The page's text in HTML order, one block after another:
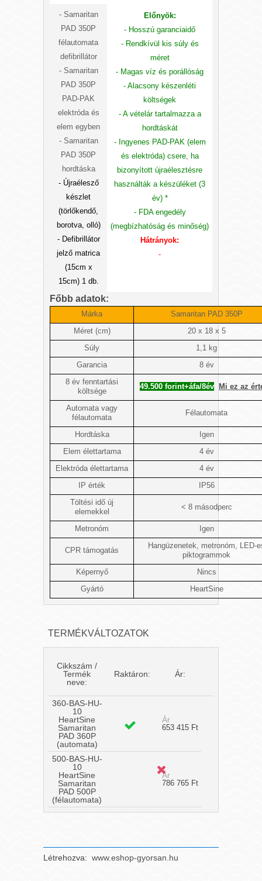
Előnyök:
- Hosszú garanciaidő
- Rendkívül kis súly és
méret
- Magas víz és porállóság
- Alacsony készenléti
költségek
- A vételár tartalmazza a
hordtáskát
- Ingyenes PAD-PAK (elem
és elektróda)csere, ha
bizonyított újraélesztésre
használták a készüléket (3
év) *
- FDA engedély
(megbízhatóság és minőség)
Hátrányok:
-
-Samaritan
PAD 350P
félautomata
defibrillátor
- Samaritan
PAD 350P
PAD-PAK
elektródaés
elem egyben
- Samaritan
PAD 350P
hordtáska
- Újraélesző
készlet
(törlőkendő,
borotva, olló)
- Defibrillátor
jelző matrica
(15cm x
15cm) 1 db.
Főbb adatok:
Márka
Samaritan PAD 350P
Méret (cm)
20 x 18 x 5
Súly
1,1 kg
Garancia
8 év
8 év fenntartási
költsége
49.500 forint+áfa/8év Mi ez az
Automata vagy
félautomata
Félautomata
Hordtáska
Igen
Elem élettartama
4 év
Elektróda élettartama
4 év
IP érték
IP56
Töltési idő új
elemekkel
< 8 másodperc
Metronóm Igen
CPR támogatás
Hangüzenetek, metronóm, LED-
piktogrammok
Képernyő
Nincs
Gyártó
HeartSine
TERMÉKVÁLTOZATOK
Cikkszám /
Termék
neve:
Raktáron: Ár:
360-BAS-HU-
10
HeartSine
Samaritan
PAD 360P
(automata)
Ár
653 415 Ft
500-BAS-HU-
10
HeartSine
Samaritan
PAD 500P
(félautomata)
Ár
786 765 Ft
Létrehozva: www.eshop-gyorsan.hu